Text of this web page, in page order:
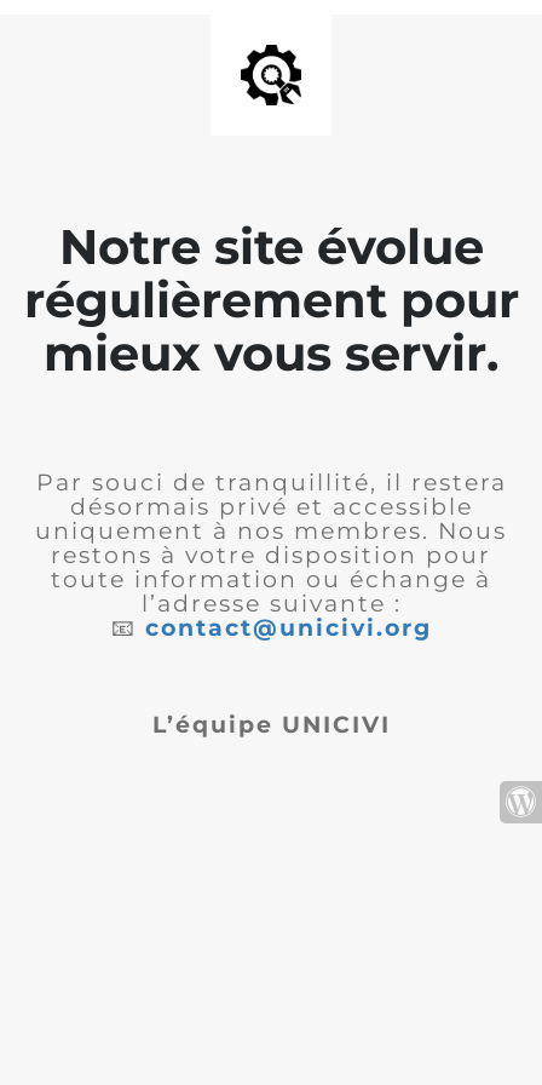
Notre site évolue
régulièrement pour
mieux vous servir.
Par souci de tranquillité, il restera
désormais privé et accessible
uniquement à nos membres. Nous
restons à votre disposition pour
toute information ou échange à
l’adresse suivante :
📧 contact@unicivi.org
L’équipe UNICIVI